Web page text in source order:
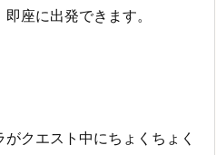
座に出発できます。
クエスト中にちょくちょく